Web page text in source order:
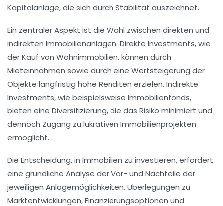
Kapitalanlage, die sich durch Stabilität auszeichnet.
Ein zentraler Aspekt ist die Wahl zwischen direkten und
indirekten Immobilienanlagen. Direkte Investments, wie
derKauf von Wohnimmobilien, können durch
Mieteinnahmen sowie durch eine Wertsteigerung der
Objekte langfristig hohe Renditen erzielen. Indirekte
Investments, wie beispielsweise Immobilienfonds,
bieten eine Diversifizierung, die das Risiko minimiert und
dennoch Zugang zu lukrativen Immobilienprojekten
ermöglicht.
Die Entscheidung, in Immobilien zu investieren, erfordert
eine gründliche Analyse derVor- und Nachteile der
jeweiligen Anlagemöglichkeiten. Überlegungen zu
Marktentwicklungen,Finanzierungsoptionen und